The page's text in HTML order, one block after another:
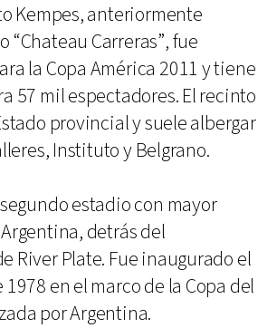
Kempes, anteriormente
“Chateau Carreras”, fue
la Copa América 2011 y tiene
57 mil espectadores. El recinto
provincial y suele albergar
Instituto y Belgrano.
estadio con mayor
detrás del
River Plate. Fue inaugurado el
1978 en el marco de la Copa del
por Argentina.